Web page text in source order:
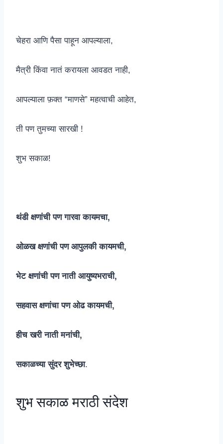
चेहरा आणि पैसा पाहून आपल्याला,
मैत्री किंवा नातं करायला आवडत नाही,
आपल्याला फ़क्त “माणसे” महत्वाची आहेत,
ती पण तुमच्या सारखी !
शुभ सकाळ!
थंडी क्षणांची पण गारवा कायमचा,
ओळख क्षणांची पण आपुलकी कायमची,
भेट क्षणांची पण नाती आयुष्यभराची,
सहवास क्षणांचा पण ओढ कायमची,
हीच खरी नाती मनांची,
सकाळच्या सुंदर शुभेच्छा.
शुभ सकाळ मराठी संदेश